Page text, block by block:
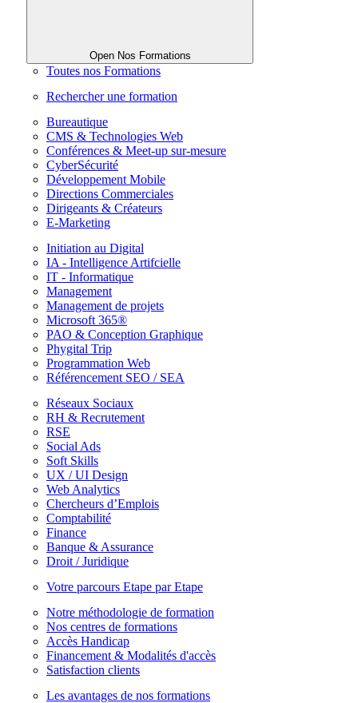
Open Nos Formations
Toutes nos Formations
Rechercher une formation
Bureautique
CMS & Technologies Web
Conférences & Meet-up sur-mesure
CyberSécurité
Développement Mobile
Directions Commerciales
Dirigeants & Créateurs
E-Marketing
Initiation au Digital
IA - Intelligence Artifcielle
IT - Informatique
Management
Management de projets
Microsoft 365®
PAO & Conception Graphique
Phygital Trip
Programmation Web
Référencement SEO / SEA
Réseaux Sociaux
RH & Recrutement
RSE
Social Ads
Soft Skills
UX / UI Design
Web Analytics
Chercheurs d’Emplois
Comptabilité
Finance
Banque & Assurance
Droit / Juridique
Votre parcours Etape par Etape
Notre méthodologie de formation
Nos centres de formations
Accès Handicap
Financement & Modalités d'accès
Satisfaction clients
Les avantages de nos formations